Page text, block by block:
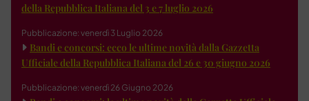
della Repubblica Italiana del 3 e 7 luglio 2026
Pubblicazione: venerdì 3 Luglio 2026
Bandi e concorsi: ecco le ultime novità dalla Gazzetta
Ufficiale della Repubblica Italiana del 26 e 30 giugno 2026
Pubblicazione: venerdì 26 Giugno 2026